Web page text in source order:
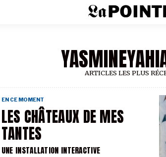
ARTICLES LES PLUS
LES CHÂTEAUX DE MES
TANTES
UNE INSTALLATION INTERACTIVE
EN CE MOMENT